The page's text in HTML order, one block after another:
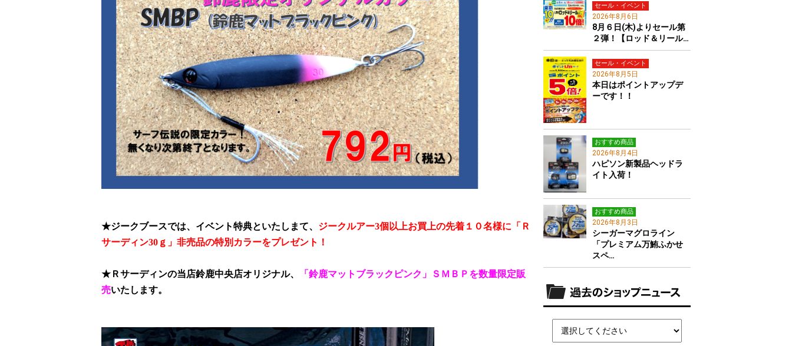
★ジークブースでは、イベント特典といたしまて、 ジークルアー3個以上お買上の先着１０名様に「Ｒ
サーディン30 ｇ」非売品の特別カラーをプレゼント！
★Ｒサーディンの当店鈴鹿中央店オリジナル、
「鈴鹿マットブラックピンク」ＳＭＢＰを数量限定販
売いたします。
セール・イベント
2026年8月6日
8月６日(木)よりセール第
２弾！【ロッド＆リール…
セール・イベント
2026年8月5日
本日はポイントアップデ
ーです！！
おすすめ商品
2026年8月4日
ハピソン新製品ヘッドラ
イト入荷！
おすすめ商品
2026年8月3日
シーガーマグロライン
「プレミアム万鮪ふかせ
スペ…